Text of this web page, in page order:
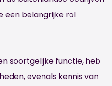
een belangrijke rol
soortgelijke functie, heb
evenals kennis van